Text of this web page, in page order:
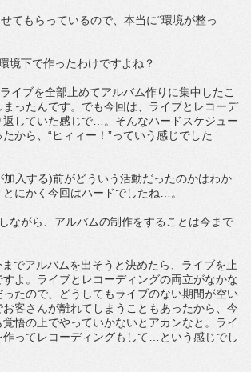
てもらっているので、本当に“環境が整っ
境下で作ったわけですよね？
イブを全部止めてアルバム作りに集中したこ
まったんです。でも今回は、ライブとレコーデ
返していた感じで…。そんなハードスケジュー
から、“ヒィィー！”っていう感じでした
入する)前がどういう活動だったのかはわか
にかく今回はハードでしたね…。
ながら、アルバムの制作をすることは今まで
でアルバムを出そうと決めたら、ライブを止
よ。ライブとレコーディングの両立がなかな
たので、どうしてもライブのない期間が空い
客さんが離れてしまうこともあったから、今
悟の上でやっていかないとアカンなと。ライ
作ってレコーディングもして…という感じでし